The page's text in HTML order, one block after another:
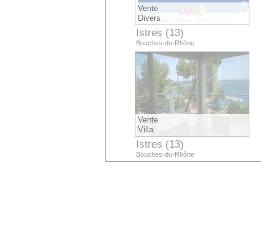
Vente
Divers
Istres (13)
Bouches-du-Rhône
Vente
Villa
Istres (13)
Bouches-du-Rhône